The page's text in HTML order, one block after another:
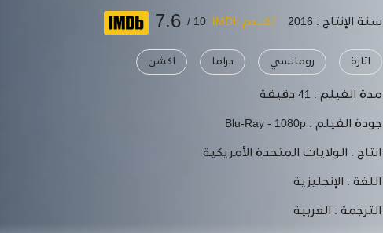
سنة الإنتاج : 2016 تقييم IMDb 10 /
7.6
اثارة رومانسي دراما اكشن
مدة الفيلم : 41 دقيقة
جودة الفيلم :Blu-Ray - 1080p
انتاج : الولايات المتحدة الأمريكية
اللغة : الإنجليزية
الترجمة : العربية